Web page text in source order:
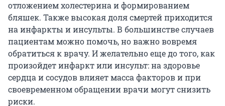
отложением холестерина и формированием
бляшек. Также высокая доля смертей приходится
на инфаркты и инсульты. В большинстве случаев
пациентам можно помочь, но важно вовремя
обратиться к врачу. И желательно еще до того, как
произойдет инфаркт или инсульт: на здоровье
сердца и сосудов влияет масса факторов и при
своевременном обращении врачи могут снизить
риски.